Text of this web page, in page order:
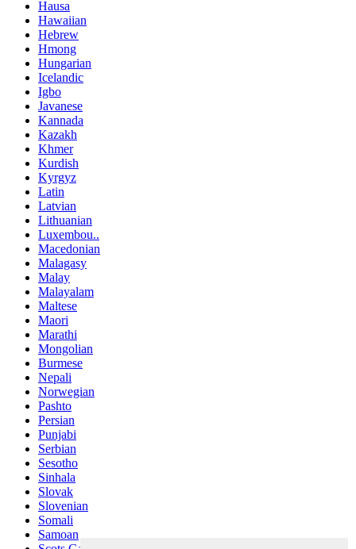
Hausa
Hawaiian
Hebrew
Hmong
Hungarian
Icelandic
Igbo
Javanese
Kannada
Kazakh
Khmer
Kurdish
Kyrgyz
Latin
Latvian
Lithuanian
Luxembou..
Macedonian
Malagasy
Malay
Malayalam
Maltese
Maori
Marathi
Mongolian
Burmese
Nepali
Norwegian
Pashto
Persian
Punjabi
Serbian
Sesotho
Sinhala
Slovak
Slovenian
Somali
Samoan